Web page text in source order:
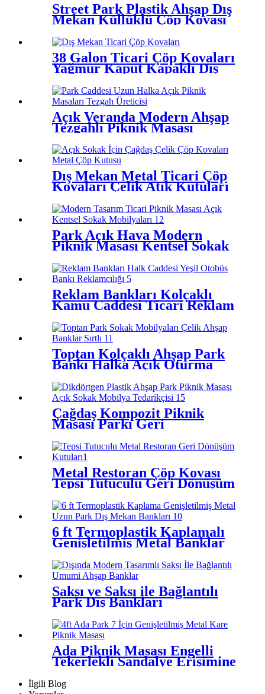
Street Park Plastik Ahşap Dış
Mekan Küllüklü Çöp Kovası
38 Galon Ticari Çöp Kovaları
Yağmur Kaput Kapaklı Dış
Mekan Çöp Kovaları
Açık Veranda Modern Ahşap
Tezgahlı Piknik Masası
Dış Mekan Metal Ticari Çöp
Kovaları Çelik Atık Kutuları
Park Açık Hava Modern
Piknik Masası Kentsel Sokak
Reklam Bankları Kolçaklı
Kamu Caddesi Ticari Reklam
Toptan Kolçaklı Ahşap Park
Bankı Halka Açık Oturma
Çağdaş Kompozit Piknik
Masası Parkı Geri
Bankları
Metal Restoran Çöp Kovası
Tepsi Tutuculu Geri Dönüşüm
Kutuları
6 ft Termoplastik Kaplamalı
Genişletilmiş Metal Banklar
Saksı ve Saksı ile Bağlantılı
Park Dış Bankları
Ada Piknik Masası Engelli
Tekerlekli Sandalye Erişimine
Uygun Piknik Masası
İlgili Blog